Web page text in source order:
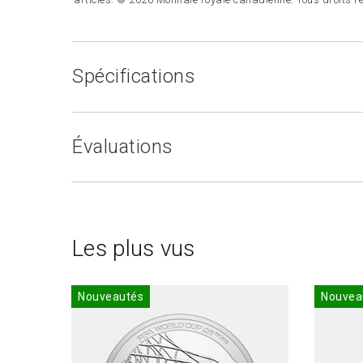
Spécifications
Évaluations
Les plus vus
Nouveautés